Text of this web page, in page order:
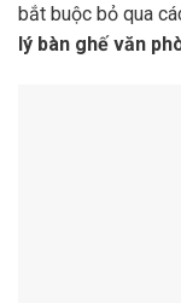
bắt buộc bỏ qua
lý bàn ghế văn